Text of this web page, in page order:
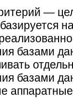
—
базами
базами